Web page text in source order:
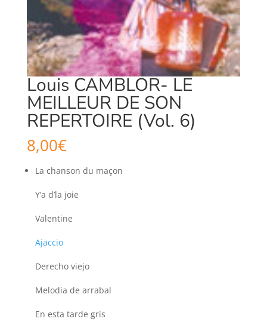
Louis CAMBLOR- LE
MEILLEUR DE SON
REPERTOIRE (Vol. 6)
8,00€
La chanson du maçon
Y’a d’la joie
Valentine
Ajaccio
Derecho viejo
Melodia de arrabal
En esta tarde gris